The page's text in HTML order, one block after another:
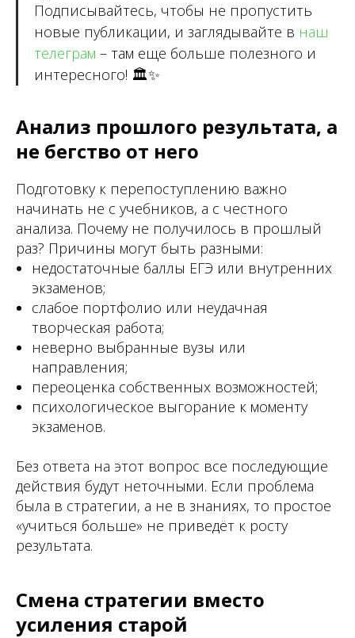
Подписывайтесь, чтобы не пропустить
новые публикации, и заглядывайте в наш
телеграм – там еще больше полезного и
интересного! 🏛✨
Анализ прошлого результата, а
не бегство от него
Подготовку к перепоступлению важно
начинать не с учебников, а с честного
анализа. Почему не получилось в прошлый
раз? Причины могут быть разными:
недостаточные баллы ЕГЭ или внутренних
экзаменов;
слабое портфолио или неудачная
творческая работа;
неверно выбранные вузы или
направления;
переоценка собственных возможностей;
психологическое выгорание к моменту
экзаменов.
Без ответа на этот вопрос все последующие
действия будут неточными. Если проблема
была в стратегии, а не в знаниях, то простое
«учиться больше» не приведёт к росту
результата.
Смена стратегии вместо
усиления старой